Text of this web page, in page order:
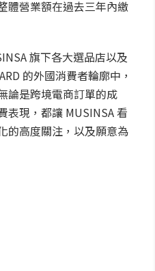
體營業額在過去三年內繳
旗下各大選品店以及
的外國消費者輪廓中，
論是跨境電商訂單的成
表現，都讓 MUSINSA 看
的高度關注，以及願意為